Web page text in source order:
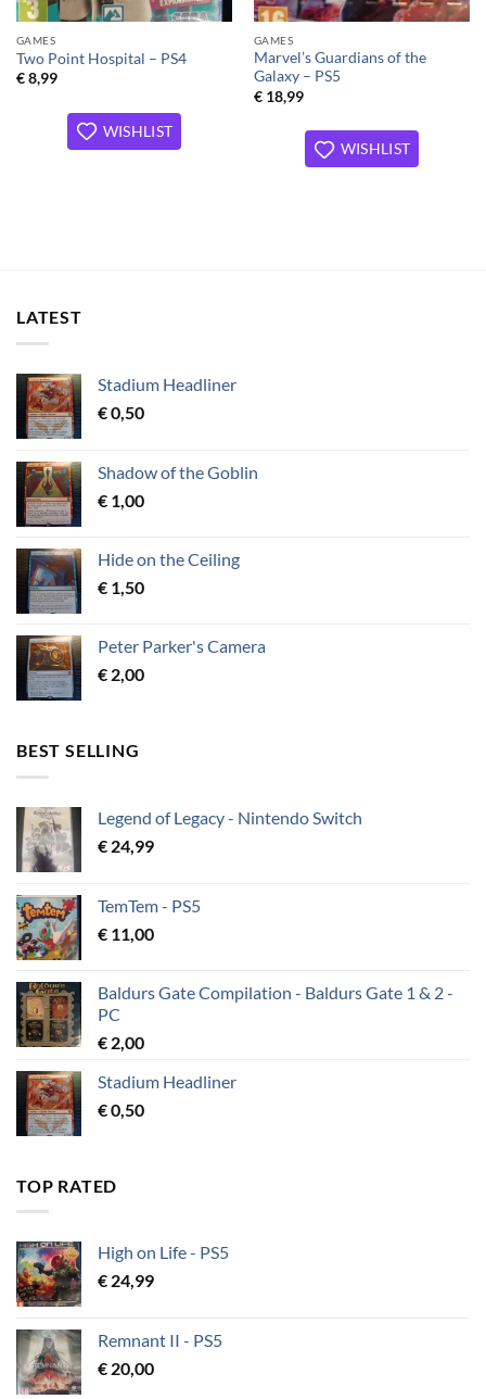
GAMES
Two Point Hospital – PS4
€8,99
WISHLIST
GAMES
Marvel’s Guardians of the
Galaxy – PS5
€18,99
WISHLIST
LATEST
Stadium Headliner
€0,50
Shadow of the Goblin
€ 1,00
Hide on the Ceiling
€ 1,50
Peter Parker's Camera
€ 2,00
BEST SELLING
Legend of Legacy - Nintendo Switch
€ 24,99
TemTem - PS5
€ 11,00
Baldurs Gate Compilation - Baldurs Gate 1 & 2 -
PC
€ 2,00
Stadium Headliner
€0,50
TOP RATED
High on Life - PS5
€ 24,99
Remnant II - PS5
€ 20,00